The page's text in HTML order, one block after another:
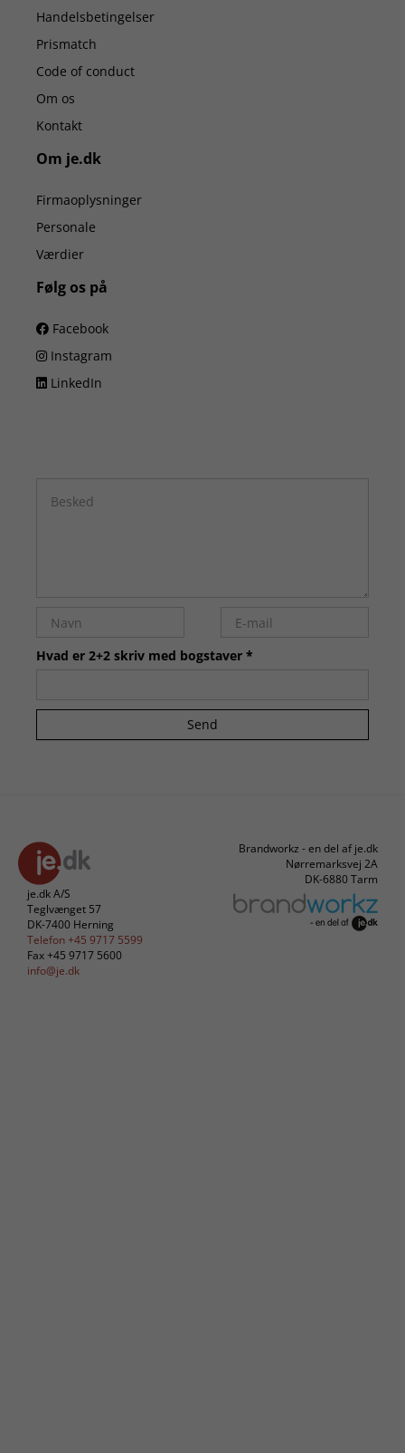
Handelsbetingelser
Prismatch
Code of conduct
Om os
Kontakt
Om je.dk
Firmaoplysninger
Personale
Værdier
Følg os på
Facebook
Instagram
LinkedIn
Hvad er 2+2 skriv med bogstaver *
Send
je.dk A/S
Teglvænget 57
DK-7400 Herning
Telefon +45 9717 5599
Fax +45 9717 5600
info@je.dk
Brandworkz - en del af je.dk
Nørremarksvej 2A
DK-6880 Tarm